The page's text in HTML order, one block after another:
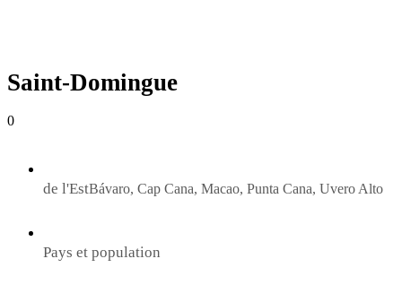
Saint-Domingue
0
de l'EstBávaro, Cap Cana, Macao, Punta Cana, Uvero Alto
Pays et population